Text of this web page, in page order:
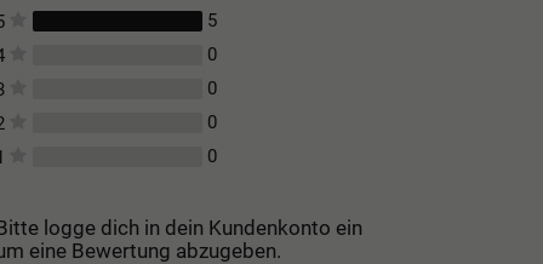
5
0
0
0
0
logge dich in dein Kundenkonto ein
eine Bewertung abzugeben.